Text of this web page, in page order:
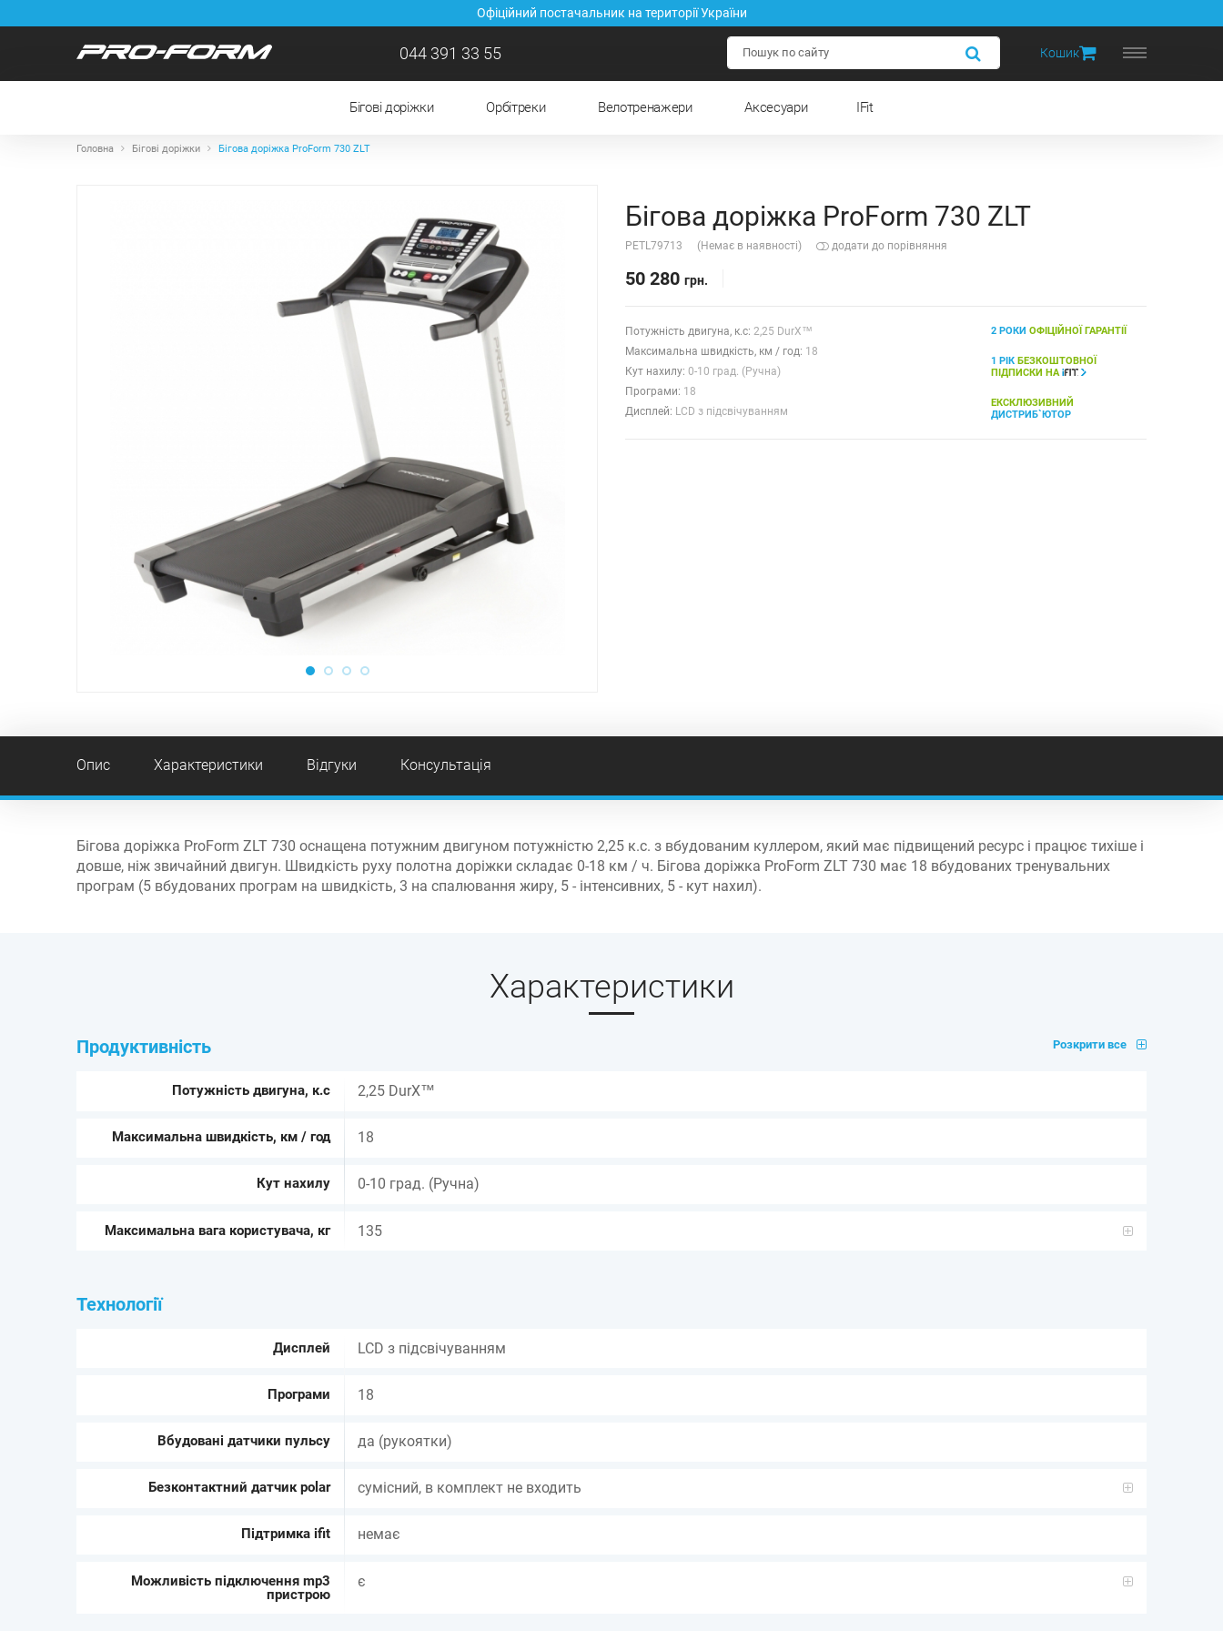
Офіційний постачальник на території України
044 391 33 55 Кошик
Бігові доріжки Орбітреки Велотренажери Аксесуари IFit
Головна Бігові доріжки Бігова доріжка ProForm 730 ZLT
Бігова доріжка ProForm 730 ZLT
PETL79713 (Немає в наявності) додати до порівняння
50 280 грн.
Потужність двигуна, к.с: 2,25 DurX™
Максимальна швидкість, км / год: 18
Кут нахилу: 0-10 град. (Ручна)
Прoграми: 18
Дисплей: LCD з підсвічуванням
2 РОКИ ОФІЦІЙНОЇ ГАРАНТІЇ
1 РІК БЕЗКОШТОВНОЇ
ПІДПИСКИ НА
ЕКСКЛЮЗИВНИЙ
ДИСТРИБ`ЮТОР
Опис Характеристики Відгуки Консультація
Бігова доріжка ProForm ZLT 730 оснащена потужним двигуном потужністю 2,25 к.с. з вбудованим куллером, який має підвищений ресурс і працює тихіше і
довше, ніж звичайний двигун. Швидкість руху полотна доріжки складає 0-18 км / ч. Бігова доріжка ProForm ZLT 730 має 18 вбудованих тренувальних
програм (5 вбудованих програм на швидкість, 3 на спалювання жиру, 5 - інтенсивних, 5 - кут нахил).
Характеристики
Продуктивність Розкрити все
Потужність двигуна, к.с 2,25 DurX™
Максимальна швидкість, км / год 18
Кут нахилу 0-10 град. (Ручна)
Максимальна вага користувача, кг 135
Технології
Дисплей LCD з підсвічуванням
Програми 18
Вбудовані датчики пульсу да (рукоятки)
Безконтактний датчик polar сумісний, в комплект не входить
Підтримка ifit немає
Можливість підключення mp3
пристрою
є